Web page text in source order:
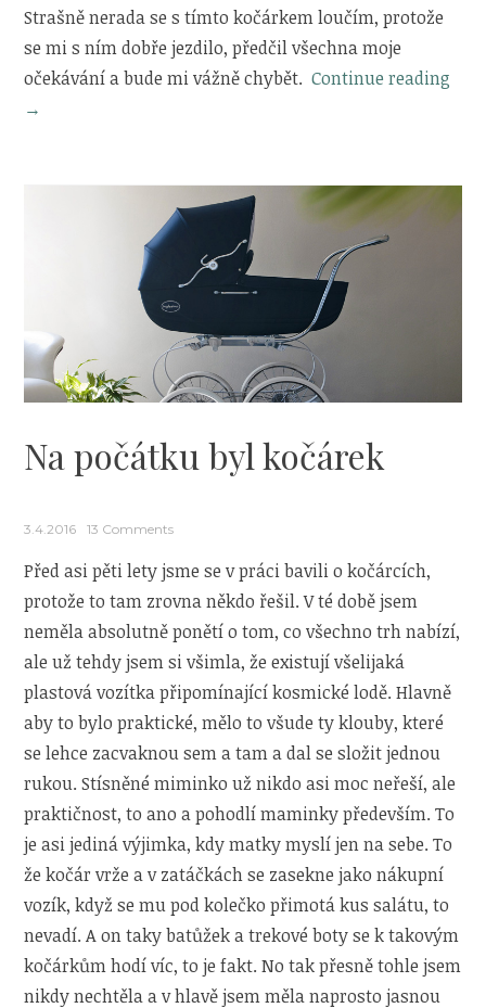
Strašně nerada se s tímto kočárkem loučím, protože
se mi s ním dobře jezdilo, předčil všechna moje
očekávání a bude mi vážně chybět.Continue reading
→
Na počátku byl kočárek
3.4.2016 13 Comments
Před asi pěti lety jsme se v práci bavili o kočárcích,
protože to tam zrovna někdo řešil. V té době jsem
neměla absolutně ponětí o tom, co všechno trh nabízí,
ale už tehdy jsem si všimla, že existují všelijaká
plastová vozítka připomínající kosmické lodě. Hlavně
aby to bylo praktické, mělo to všude ty klouby, které
se lehce zacvaknou sem a tam a dal se složit jednou
rukou. Stísněné miminko už nikdo asi moc neřeší, ale
praktičnost, to ano a pohodlí maminky především. To
je asi jediná výjimka, kdy matky myslí jen na sebe. To
že kočár vrže a v zatáčkách se zasekne jako nákupní
vozík, když se mu pod kolečko přimotá kus salátu, to
nevadí. A on taky batůžek a trekové boty se k takovým
kočárkům hodí víc, to je fakt. No tak přesně tohle jsem
nikdy nechtěla a v hlavě jsem měla naprosto jasnou